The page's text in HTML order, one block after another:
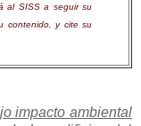
al SISS a seguir su
contenido, y cite su
impacto ambiental